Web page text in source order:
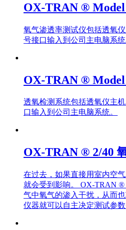
OX-TRAN ®
氧气渗透率测试仪包括透氧
号接口输入到公司主电脑系
OX-TRAN ®
透氧检测系统包括透氧仪主
口输入到公司主电脑系统。
OX-TRAN ® 2/40
在过去，如果直接用室内空
就会受到影响。 OX-TRAN
气中氧气的渗入干扰，从而
仪器就可以自主决定测试参